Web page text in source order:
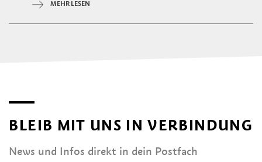
MEHR LESEN
BLEIB MIT UNS IN VERBINDUNG
News und Infos direkt in dein Postfach